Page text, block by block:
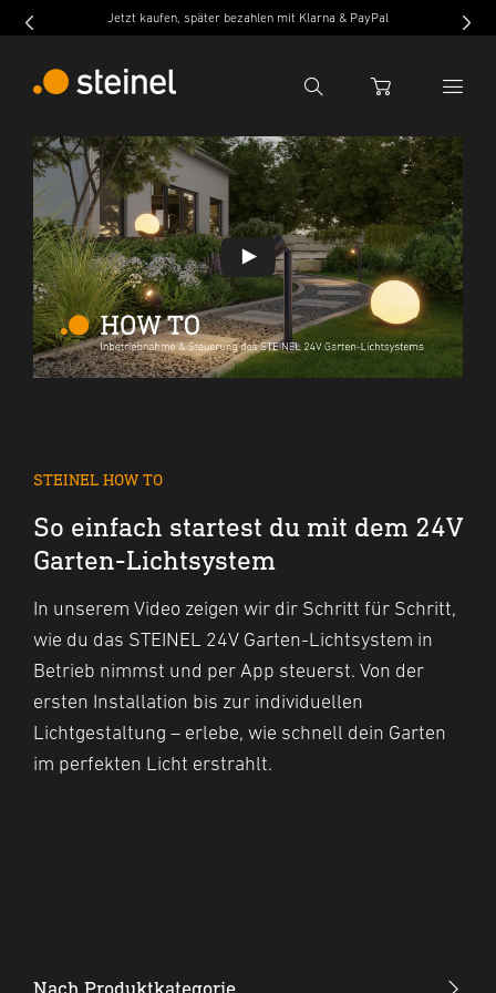
Jetzt kaufen, später bezahlen mit Klarna & PayPal
Suche
Suche
Suchbegriff eingeben
WARENKORB
Abspielen
STEINEL HOW TO
So einfach startest du mit dem 24V
Garten-Lichtsystem
In unserem Video zeigen wir dir Schritt für Schritt,
wie du das STEINEL 24V Garten-Lichtsystem in
Betrieb nimmst und per App steuerst. Von der
ersten Installation bis zur individuellen
Lichtgestaltung – erlebe, wie schnell dein Garten
im perfekten Licht erstrahlt.
Nach Produktkategorie